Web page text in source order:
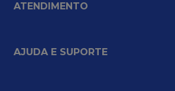
ATENDIMENTO
AJUDA E SUPORTE